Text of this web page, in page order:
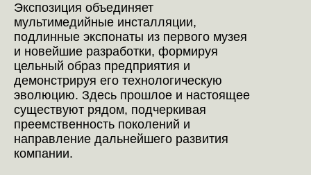
Экспозиция объединяет
мультимедийные инсталляции,
подлинные экспонаты из первого музея
и новейшие разработки, формируя
цельный образ предприятия и
демонстрируя его технологическую
эволюцию. Здесь прошлое и настоящее
существуют рядом, подчеркивая
преемственность поколений и
направление дальнейшего развития
компании.